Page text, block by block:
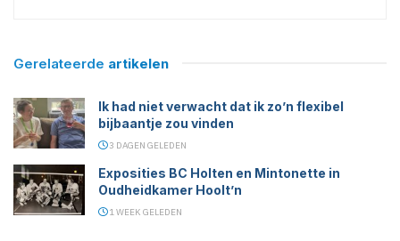
Gerelateerde artikelen
Ik had niet verwacht dat ik zo’n flexibel
bijbaantje zou vinden
3 DAGEN GELEDEN
Exposities BC Holten en Mintonette in
Oudheidkamer Hoolt’n
1 WEEK GELEDEN